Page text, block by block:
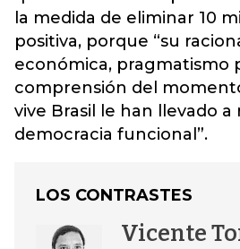
la medida de eliminar 10
positiva, porque “su
económica, pragmatismo
comprensión del
vive Brasil le han llevado
democracia funcional”.
LOS CONTRASTES
Vicente